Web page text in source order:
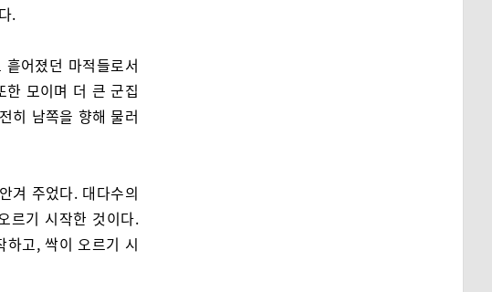
.
어졌던 마적들로서
한 모이며 더 큰 군집
히 남쪽을 향해 물러
겨 주었다. 대다수의
르기 시작한 것이다.
하고, 싹이 오르기 시